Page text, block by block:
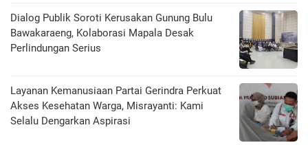
Dialog Publik Soroti Kerusakan Gunung Bulu
Bawakaraeng, Kolaborasi Mapala Desak
Perlindungan Serius
Layanan Kemanusiaan Partai Gerindra Perkuat
Akses Kesehatan Warga, Misrayanti: Kami
Selalu Dengarkan Aspirasi